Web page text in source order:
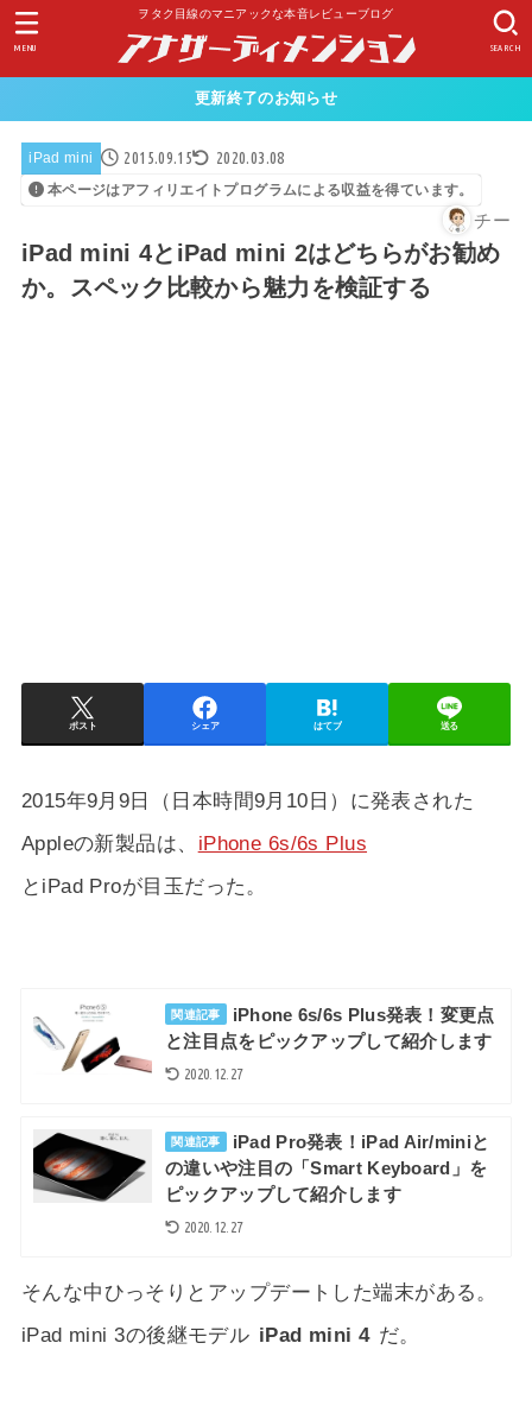
ヲタク目線のマニアックな本音レビューブログ
SEARCH
MENU
更新終了のお知らせ
iPad mini 2015.09.15 2020.03.08
本ページはアフィリエイトプログラムによる収益を得ています。
チー
iPad mini 4とiPad mini 2はどちらがお勧め
か。スペック比較から魅力を検証する
ポスト シェア はてブ 送る
2015年9月9日（日本時間9月10日）に発表された
Appleの新製品は、 iPhone 6s/6s Plus
とiPad Proが目玉だった。
関連記事
iPhone 6s/6s Plus発表！変更点
と注目点をピックアップして紹介します
2020.12.27
関連記事
iPad Pro発表！iPad Air/miniと
の違いや注目の「Smart Keyboard」を
ピックアップして紹介します
2020.12.27
そんな中ひっそりとアップデートした端末がある。
iPad mini 3の後継モデル iPad mini 4 だ。